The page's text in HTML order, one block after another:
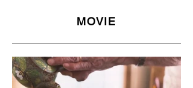
MOVIE